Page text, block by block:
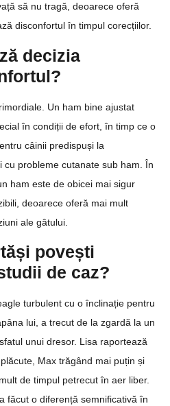
să nu tragă, deoarece oferă
disconfortul în timpul corecțiilor.
decizia
Un ham bine ajustat
în condiții de efort, în timp ce o
câinii predispuși la
probleme cutanate sub ham. În
ham este de obicei mai sigur
deoarece oferă mai mult
ale gâtului.
povești
de caz?
turbulent cu o înclinație pentru
lui, a trecut de la zgardă la un
unui dresor. Lisa raportează
Max trăgând mai puțin și
de timpul petrecut în aer liber.
făcut o diferență semnificativă în